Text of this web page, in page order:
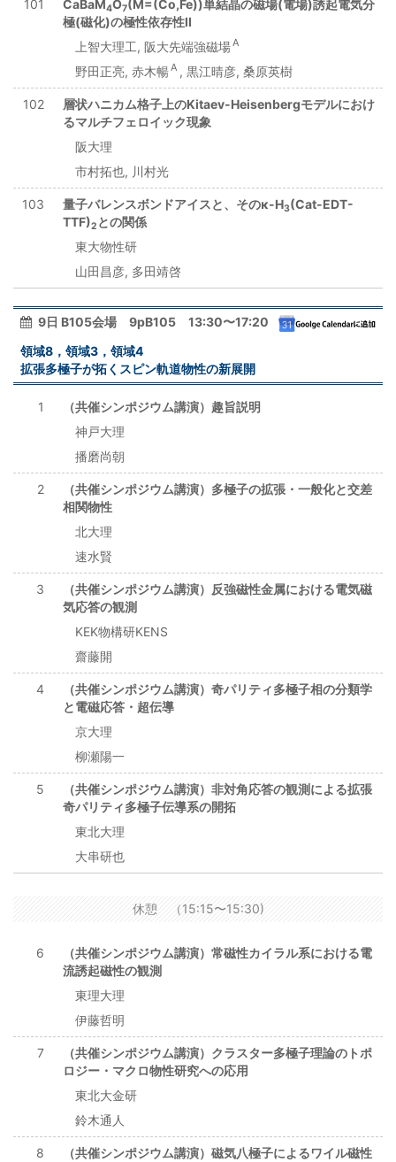
101 CaBaM4O7(M=(Co,Fe))単結晶の磁場(電場)誘起電気分
極(磁化)の極性依存性II
上智大理工, 阪大先端強磁場A
野田正亮, 赤木暢A , 黒江晴彦, 桑原英樹
102
層状ハニカム格子上のKitaev-Heisenbergモデルにおけ
るマルチフェロイック現象
阪大理
市村拓也, 川村光
103 量子バレンスボンドアイスと、そのκ-H3(Cat-EDT-
TTF)2 との関係
東大物性研
山田昌彦, 多田靖啓
9日 B105会場 9pB105 13:30〜17:20
領域8，領域3，領域4
拡張多極子が拓くスピン軌道物性の新展開
1
（共催シンポジウム講演）趣旨説明
神戸大理
播磨尚朝
2
（共催シンポジウム講演）多極子の拡張・一般化と交差
相関物性
北大理
速水賢
3
（共催シンポジウム講演）反強磁性金属における電気磁
気応答の観測
KEK物構研KENS
齋藤開
4
（共催シンポジウム講演）奇パリティ多極子相の分類学
と電磁応答・超伝導
京大理
柳瀬陽一
5
（共催シンポジウム講演）非対角応答の観測による拡張
奇パリティ多極子伝導系の開拓
東北大理
大串研也
休憩 （15:15〜15:30)
6
（共催シンポジウム講演）常磁性カイラル系における電
流誘起磁性の観測
東理大理
伊藤哲明
7
（共催シンポジウム講演）クラスター多極子理論のトポ
ロジー・マクロ物性研究への応用
東北大金研
鈴木通人
8
（共催シンポジウム講演）磁気八極子によるワイル磁性